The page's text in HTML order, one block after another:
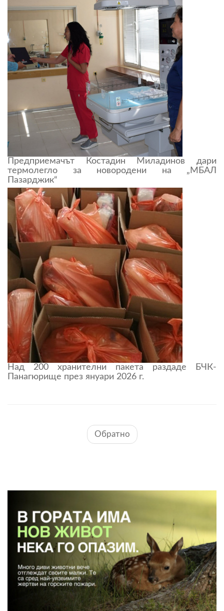
Предприемачът Костадин Миладинов дари
термолегло за новородени на „МБАЛ
Пазарджик“
Над 200 хранителни пакета раздаде БЧК-
Панагюрище през януари 2026 г.
Обратно